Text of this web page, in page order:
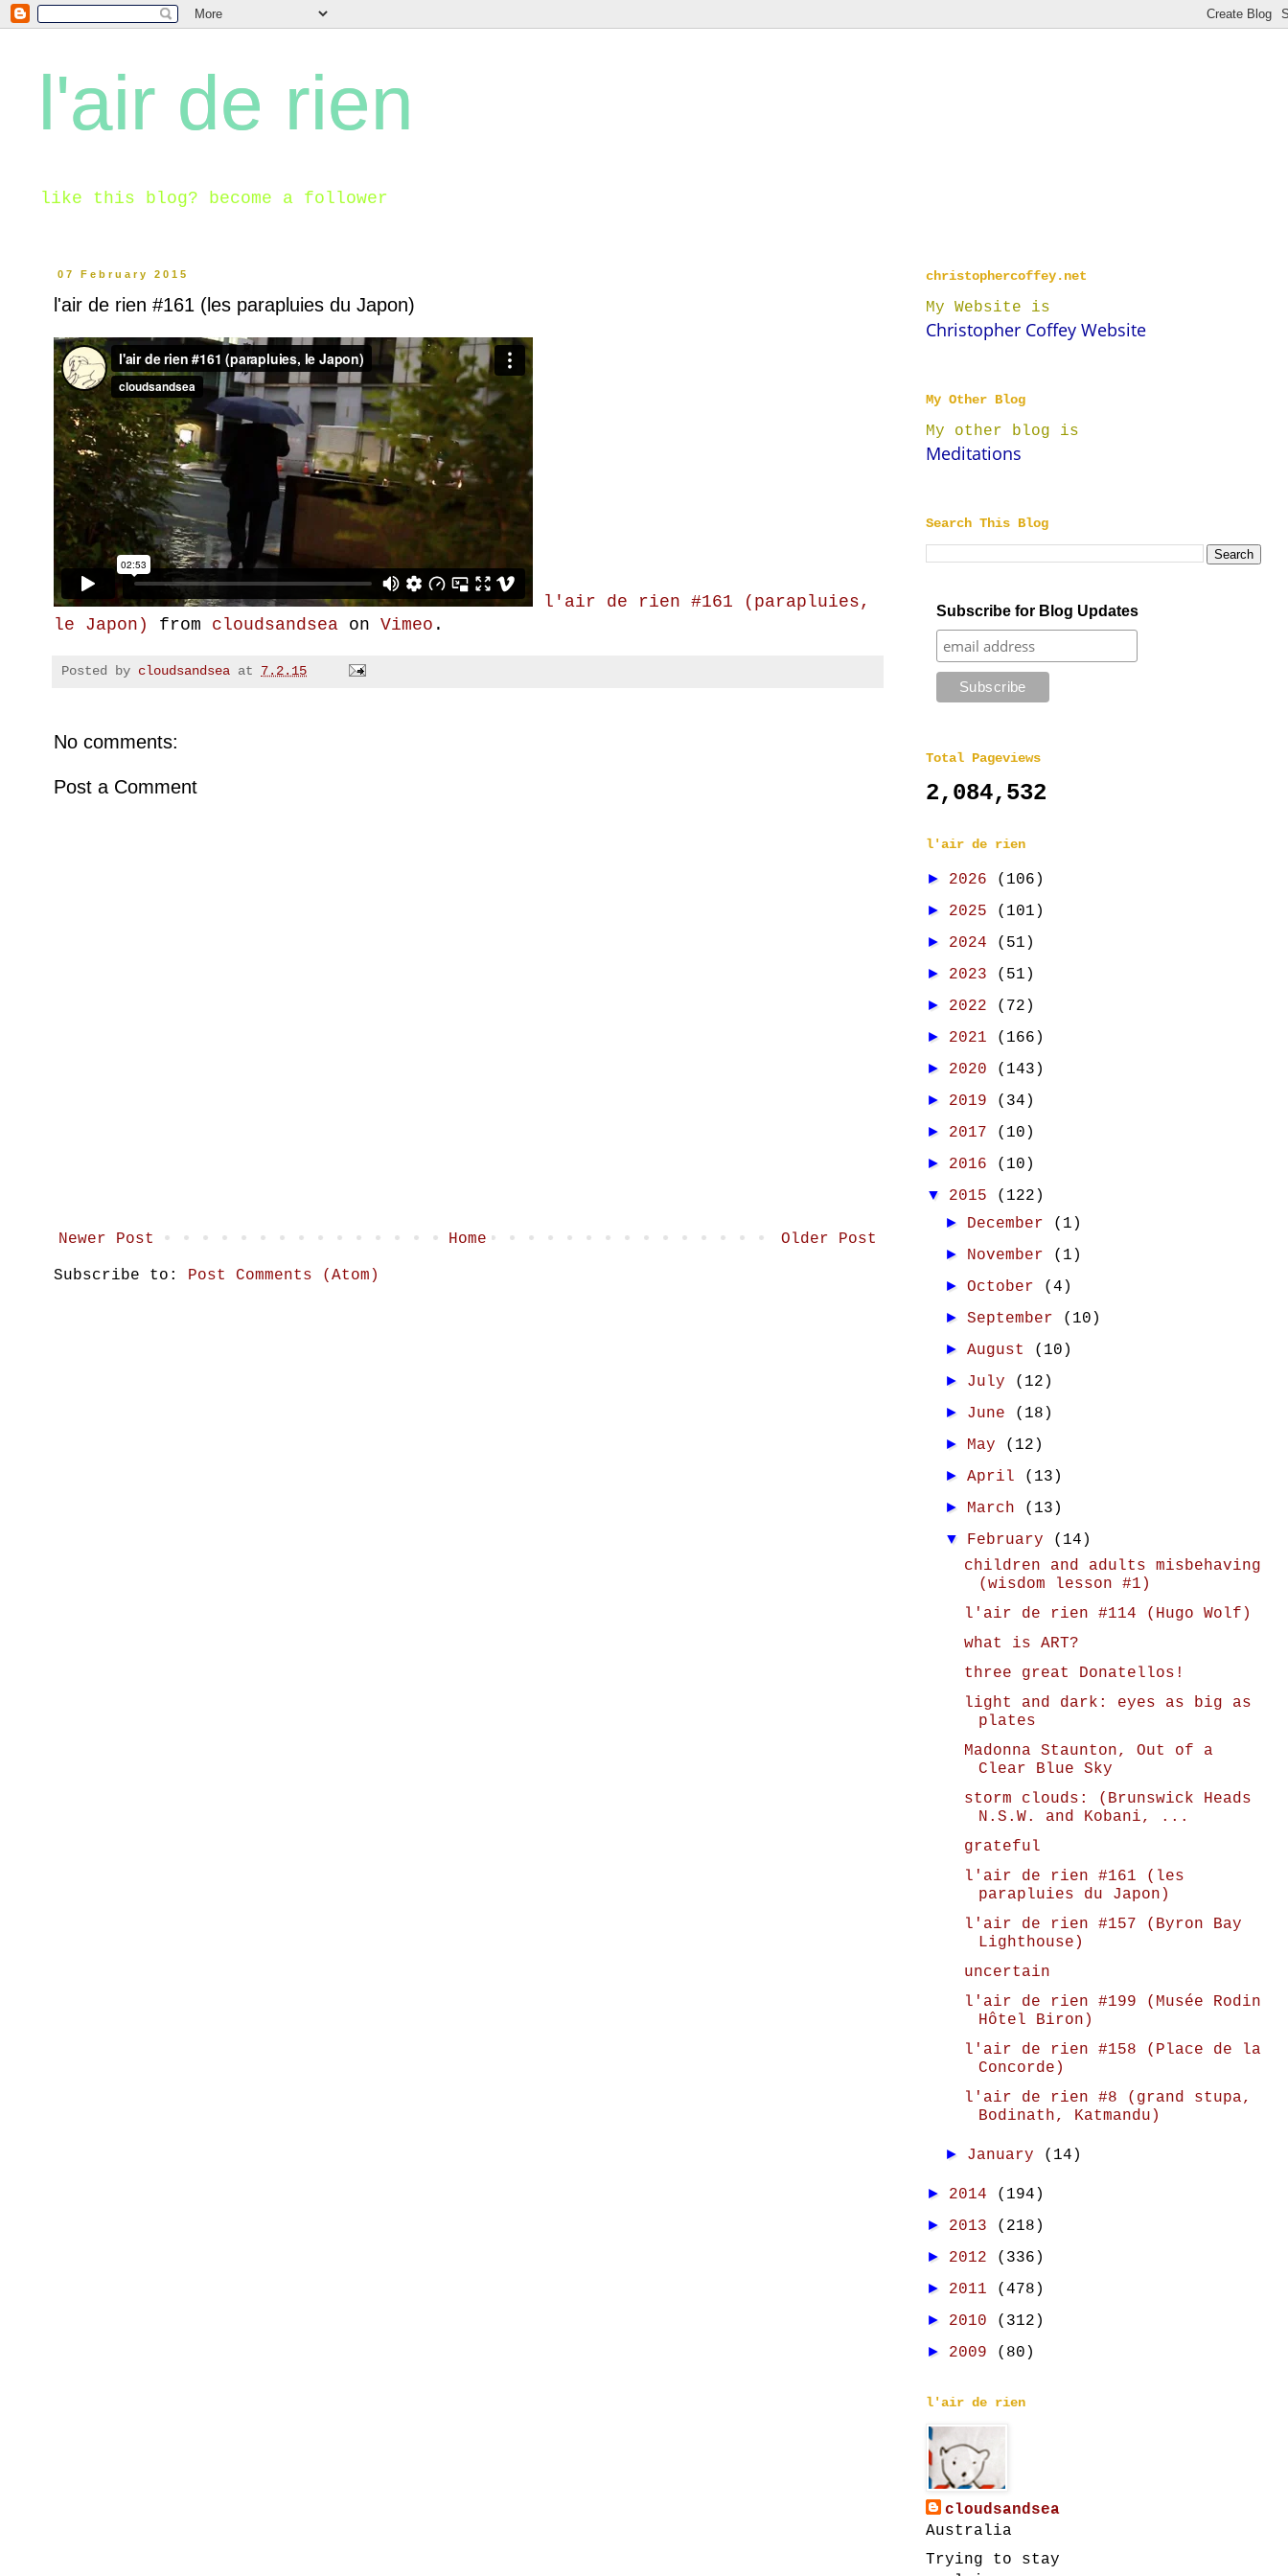
l'air de rien
like this blog? become a follower
07 February 2015
l'air de rien #161 (les parapluies du Japon)
l'air de rien #161 (parapluies,
le Japon)
from cloudsandsea on Vimeo .
Posted by cloudsandsea at 7.2.15
No comments:
Post a Comment
Newer Post Older Post
Home
Subscribe to: Post Comments (Atom)
christophercoffey.net
My Website is
Christopher Coffey Website
My Other Blog
My other blog is
Meditations
Search This Blog
Subscribe for Blog Updates
Total Pageviews
2,084,532
l'air de rien
► 2026 (106)
► 2025 (101)
► 2024 (51)
► 2023 (51)
► 2022 (72)
► 2021 (166)
► 2020 (143)
► 2019 (34)
► 2017 (10)
► 2016 (10)
▼ 2015 (122)
► December (1)
► November (1)
►October (4)
►September (10)
►August (10)
► July (12)
► June (18)
► May (12)
►April (13)
► March (13)
▼ February
(14)
children and adults misbehaving
(wisdom lesson #1)
l'air de rien #114 (Hugo Wolf)
what is ART?
three great Donatellos!
light and dark: eyes as big as
plates
Madonna Staunton, Out of a
Clear Blue Sky
storm clouds: (Brunswick Heads
N.S.W. and Kobani, ...
grateful
l'air de rien #161 (les
parapluies du Japon)
l'air de rien #157 (Byron Bay
Lighthouse)
uncertain
l'air de rien #199 (Musée Rodin
Hôtel Biron)
l'air de rien #158 (Place de la
Concorde)
l'air de rien #8 (grand stupa,
Bodinath, Katmandu)
► January (14)
► 2014 (194)
► 2013 (218)
► 2012 (336)
► 2011 (478)
► 2010 (312)
► 2009 (80)
l'air de rien
cloudsandsea
Australia
Trying to stay